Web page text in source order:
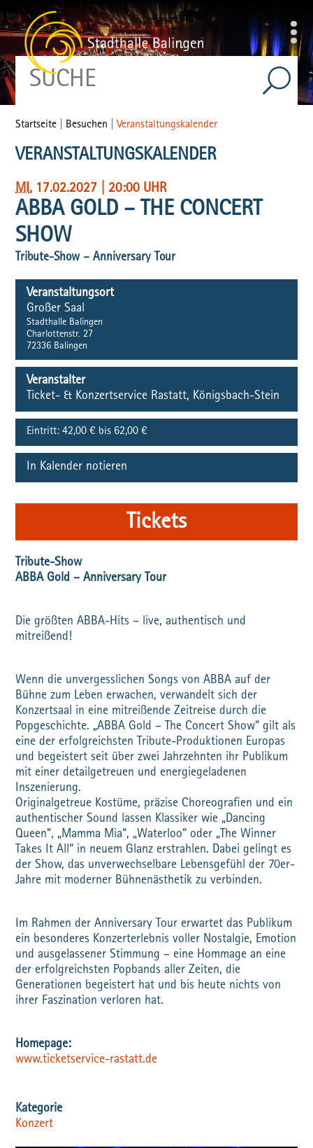
Startseite Besuchen |Veranstaltungskalender
VERANSTALTUNGSKALENDER
MI, 17.02.2027 20:00 UHR
ABBA GOLD – THE CONCERT
SHOW
Tribute-Show – Anniversary Tour
Veranstaltungsort
Großer Saal
Stadthalle Balingen
Charlottenstr. 27
72336 Balingen
Veranstalter
Ticket- & Konzertservice Rastatt, Königsbach-Stein
Eintritt: 42,00 € bis 62,00 €
In Kalender notieren
Tickets
Tribute-Show
ABBA Gold – Anniversary Tour
Die größten ABBA-Hits – live, authentisch und
mitreißend!
Wenn die unvergesslichen Songs von ABBA auf der
Bühne zum Leben erwachen, verwandelt sich der
Konzertsaal in eine mitreißende Zeitreise durch die
Popgeschichte. „ABBA Gold – The Concert Show“ gilt als
eine der erfolgreichsten Tribute-Produktionen Europas
und begeistert seit über zwei Jahrzehnten ihr Publikum
mit einer detailgetreuen und energiegeladenen
Inszenierung.
Originalgetreue Kostüme, präzise Choreografien und ein
authentischer Sound lassen Klassiker wie „Dancing
Queen“, „Mamma Mia“, „Waterloo“ oder „The Winner
Takes It All“ in neuem Glanz erstrahlen. Dabei gelingt es
der Show, das unverwechselbare Lebensgefühl der 70er-
Jahre mit moderner Bühnenästhetik zu verbinden.
Im Rahmen der Anniversary Tour erwartet das Publikum
ein besonderes Konzerterlebnis voller Nostalgie, Emotion
und ausgelassener Stimmung – eine Hommage an eine
der erfolgreichsten Popbands aller Zeiten, die
Generationen begeistert hat und bis heute nichts von
ihrer Faszination verloren hat.
www.ticketservice-rastatt.de
Konzert